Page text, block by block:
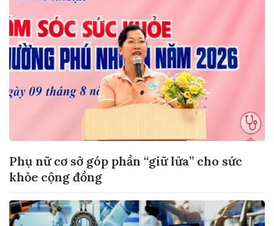
Phụ nữ cơ sở góp phần “giữ lửa” cho sức
khỏe cộng đồng